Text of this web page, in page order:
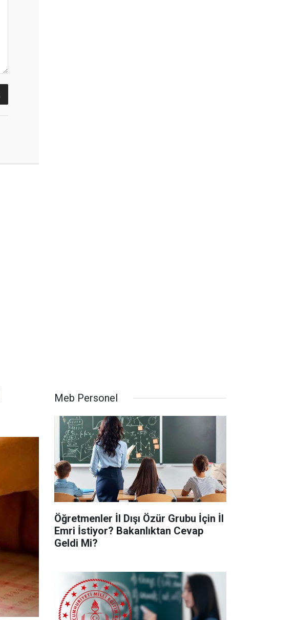
Meb Personel
Öğretmenler İl Dışı Özür Grubu İçin İl
Emri İstiyor? Bakanlıktan Cevap
Geldi Mi?